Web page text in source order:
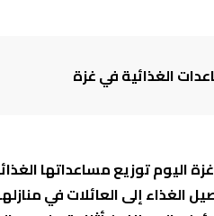
الغذائية في غزة
المساعدات
اليوم توزيع مساعداتها
توصيل الغذاء إلى العائلات